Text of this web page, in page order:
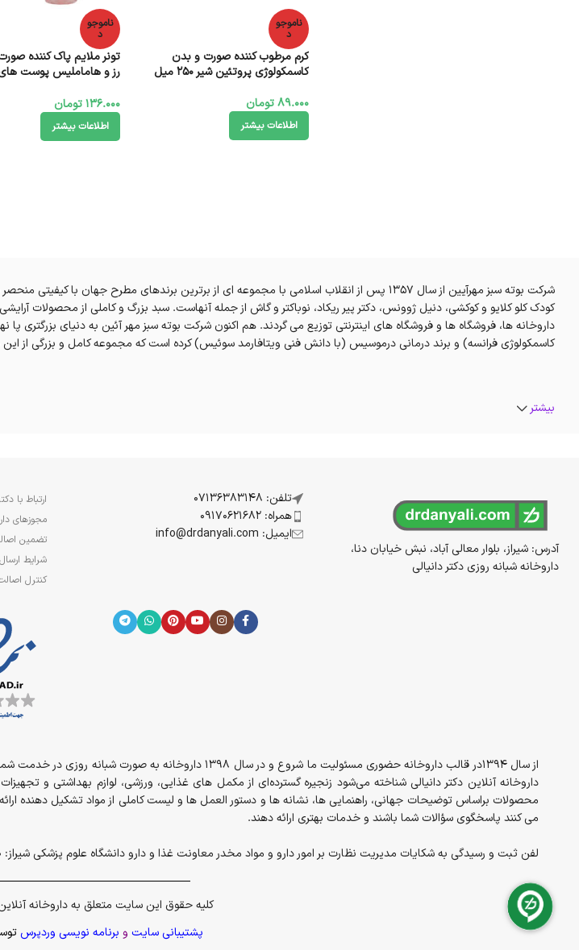
ناموجو
د
کرم مرطوب کننده صورت و بدن
کاسمکولوژی پروتئین شیر 250 میل
89.000تومان
اطلاعات بیشتر
ناموجو
د
تونر ملایم پاک کننده
رز و هاماملیس پوست
136.000تومان
اطلاعات بیشتر
شرکت بوته سبز مهرآیین از سال 1357 پس از انقلاب اسلامی با مجموعه ای از برترین برندهای مطرح
کودک کلو کلایو و کوکشی، دنیل ژوونس، دکتر پیر ریکاد، نوباکتر و گاش از جمله آنهاست. سبد بزرگ و کاملی از محصولات
داروخانه ها، فروشگاه ها و فروشگاه های اینترنتی توزیع می گردند. هم اکنون شرکت بوته سبز مهر آئین به دنیای بزرگتری
کاسمکولوژی فرانسه) و برند درمانی درموسیس (با دانش فنی ویتافارمد سوئیس) کرده است که مجموعه کامل و بزرگی از این
بیشتر
آدرس: شیراز، بلوار معالی آباد، نبش خیابان دنا،
داروخانه شبانه روزی دکتر دانیالی
تلفن: 07136383148
همراه: 09170621682
ایمیل: info@drdanyali.com
ارتباط با
مجوزهای
تضمین
شرایط
کنترل
داروخانه آنلاین دکتر دانیالی شناخته می‌شود زنجیره گسترده‌ای از مکمل های غذایی، ورزشی، لوازم بهداشتی و
محصولات براساس توضیحات جهانی، راهنمایی ها، نشانه ها و دستور العمل ها و لیست کاملی از مواد تشکیل دهنده
می کنند پاسخگوی سؤالات شما باشند و خدمات بهتری ارائه دهند.
لفن ثبت و رسیدگی به شکایات مدیریت نظارت بر امور دارو و مواد مخدر معاونت غذا و دارو دانشگاه علوم پزشکی شیراز: 0712122240 و 1819
کلیه حقوق این سایت متعلق به داروخانه
پشتیبانی سایت و برنامه نویسی وردپرس